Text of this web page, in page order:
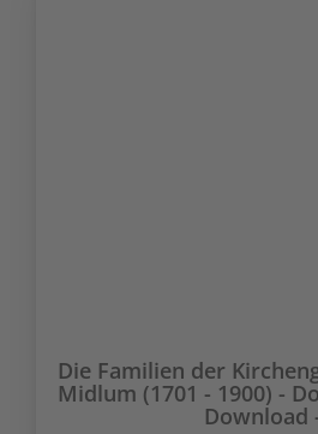
Die Familien der
Midlum (1701 - 1900) -
Download